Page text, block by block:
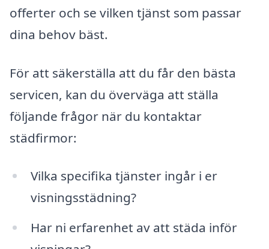
offerter och se vilken tjänst som passar
dina behov bäst.
För att säkerställa att du får den bästa
servicen, kan du överväga att ställa
följande frågor när du kontaktar
städfirmor:
Vilka specifika tjänster ingår i er
visningsstädning?
Har ni erfarenhet av att städa inför